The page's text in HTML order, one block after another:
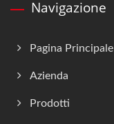
Navigazione
Pagina Principale
Azienda
Prodotti